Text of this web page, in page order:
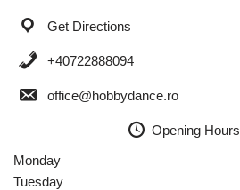
Get Directions
+40722888094
office@hobbydance.ro
Opening Hours
Monday
Tuesday